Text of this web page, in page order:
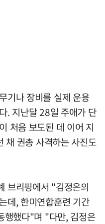
기나 장비를 실제 운용
. 지난달 28일 주애가 단
처음 보도된 데 이어 지
채 권총 사격하는 사진도
브리핑에서 "김정은의
데, 한미연합훈련 기간
행했다"며 "다만, 김정은